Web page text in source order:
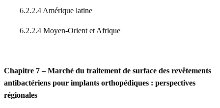
6.2.2.4 Amérique latine
6.2.2.4 Moyen-Orient et Afrique
Chapitre 7 – Marché du traitement de surface des revêtements
antibactériens pour implants orthopédiques : perspectives
régionales